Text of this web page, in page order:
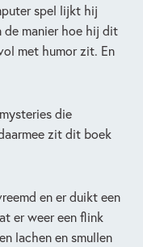
spel lijkt hij
manier hoe hij dit
met humor zit. En
die
zit dit boek
en er duikt een
er weer een flink
lachen en smullen